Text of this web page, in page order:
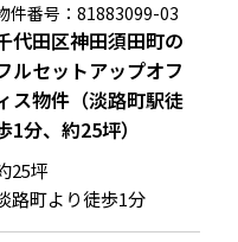
件番号：81883099-03
代田区神田須田町の
ルセットアップオフ
ス物件（淡路町駅徒
1分、約25坪）
25坪
路町より徒歩1分